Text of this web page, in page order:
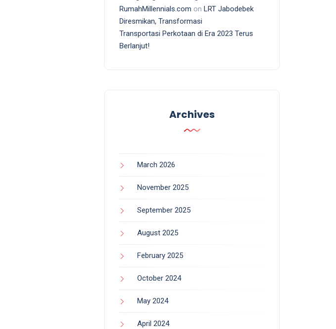
RumahMillennials.com on LRT Jabodebek
Diresmikan, Transformasi
Transportasi Perkotaan di Era 2023 Terus
Berlanjut!
Archives
March 2026
November 2025
September 2025
August 2025
February 2025
October 2024
May 2024
April 2024